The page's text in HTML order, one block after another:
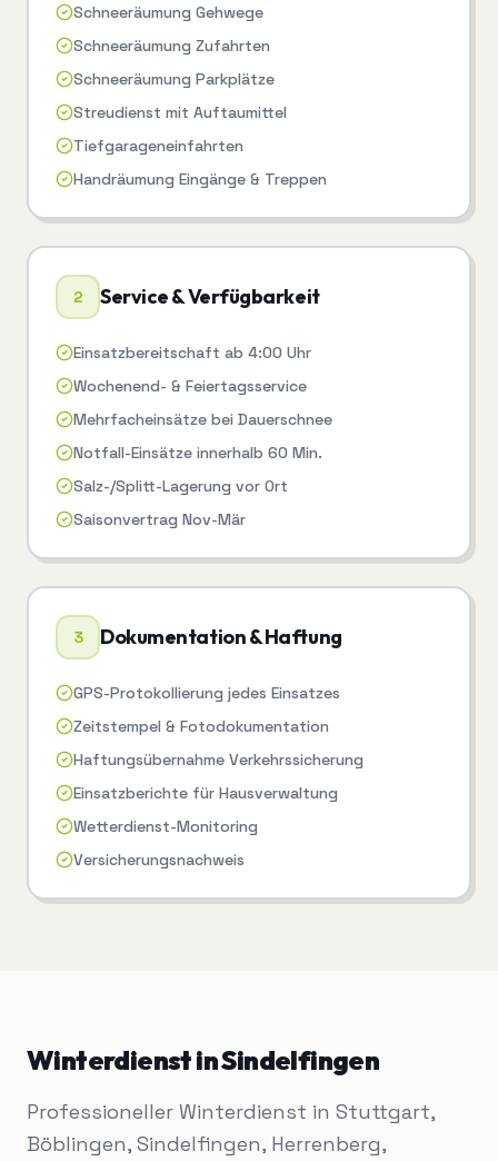
Schneeräumung Gehwege
Schneeräumung Zufahrten
Schneeräumung Parkplätze
Streudienst mit Auftaumittel
Tiefgarageneinfahrten
Handräumung Eingänge & Treppen
2 Service & Verfügbarkeit
Einsatzbereitschaft ab 4:00 Uhr
Wochenend- & Feiertagsservice
Mehrfacheinsätze bei Dauerschnee
Notfall-Einsätze innerhalb 60 Min.
Salz-/Splitt-Lagerung vor Ort
Saisonvertrag Nov-Mär
3 Dokumentation & Haftung
GPS-Protokollierung jedes Einsatzes
Zeitstempel & Fotodokumentation
Haftungsübernahme Verkehrssicherung
Einsatzberichte für Hausverwaltung
Wetterdienst-Monitoring
Versicherungsnachweis
WinterdienstinSindelfingen
Professioneller Winterdienst in Stuttgart,
Böblingen, Sindelfingen, Herrenberg,